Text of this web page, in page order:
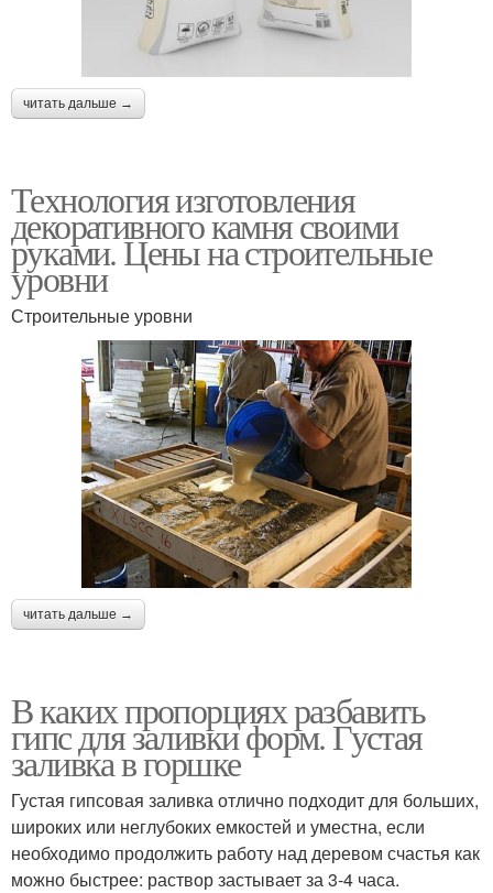
читать дальше →
Технология изготовления
декоративного камня своими
руками. Цены на строительные
уровни
Строительные уровни
читать дальше →
В каких пропорциях разбавить
гипс для заливки форм. Густая
заливка в горшке
Густая гипсовая заливка отлично подходит для больших,
широких или неглубоких емкостей и уместна, если
необходимо продолжить работу над деревом счастья как
можно быстрее: раствор застывает за 3-4 часа.